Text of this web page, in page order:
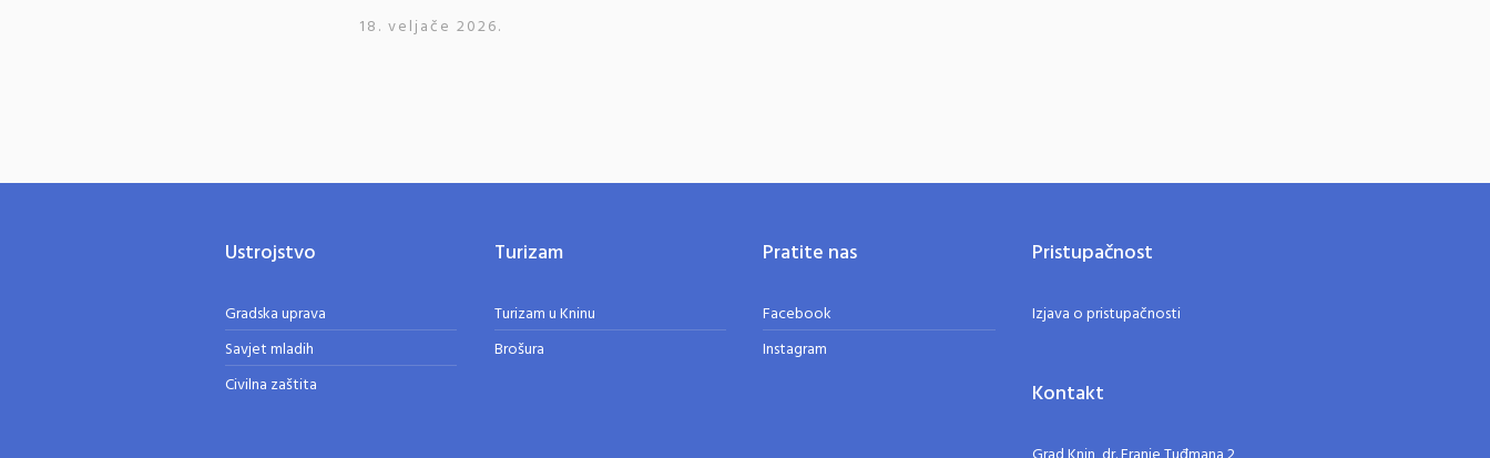
18. veljače 2026.
Ustrojstvo
Gradska uprava
Savjet mladih
Civilna zaštita
Turizam
Turizam u Kninu
Brošura
Pratite nas
Facebook
Instagram
Pristupačnost
Izjava o pristupačnosti
Kontakt